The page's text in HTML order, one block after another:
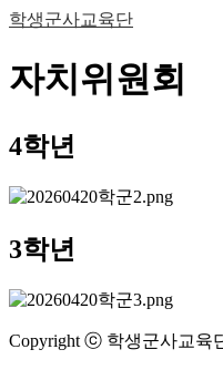
학생군사교육단
자치위원회
4학년
3학년
Copyright ⓒ 학생군사교육